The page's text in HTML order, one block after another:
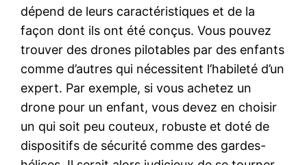
dépend de leurs caractéristiques et de la
façon dont ils ont été conçus. Vous pouvez
trouver des drones pilotables par des enfants
comme d’autres qui nécessitent l’habileté d’un
expert. Par exemple, si vous achetez un
drone pour un enfant, vous devez en choisir
un qui soit peu couteux, robuste et doté de
dispositifs de sécurité comme des gardes-